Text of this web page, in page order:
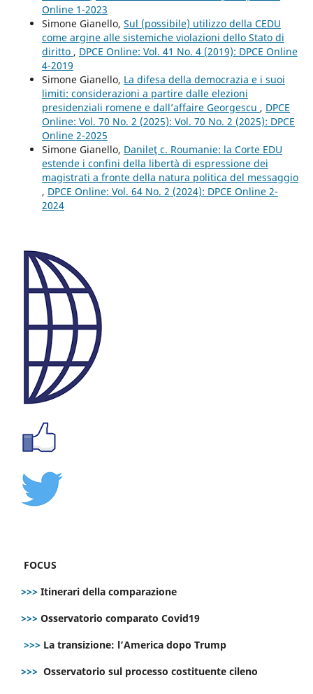
Online 1-2023
Simone Gianello, Sul (possibile) utilizzo della CEDU
come argine alle sistemiche violazioni dello Stato di
diritto , DPCE Online: Vol. 41 No. 4 (2019): DPCE Online
4-2019
Simone Gianello, La difesa della democrazia e i suoi
limiti: considerazioni a partire dalle elezioni
presidenziali romene e dall’affaire Georgescu , DPCE
Online: Vol. 70 No. 2 (2025): Vol. 70 No. 2 (2025): DPCE
Online 2-2025
Simone Gianello, Danileţ c. Roumanie: la Corte EDU
estende i confini della libertà di espressione dei
magistrati a fronte della natura politica del messaggio
, DPCE Online: Vol. 64 No. 2 (2024): DPCE Online 2-
2024
FOCUS
>>> Itinerari della comparazione
>>> Osservatorio comparato Covid19
>>> La transizione: l’America dopo Trump
>>> Osservatorio sul processo costituente cileno